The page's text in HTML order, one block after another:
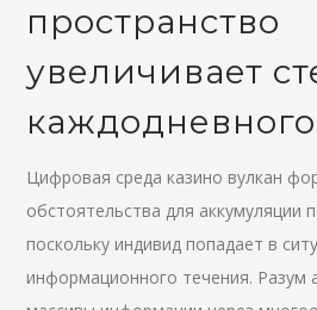
пространство
увеличивает
каждодневного
Цифровая среда казино вулкан
обстоятельства для аккумуляции
поскольку индивид попадает в
информационного течения. Разум